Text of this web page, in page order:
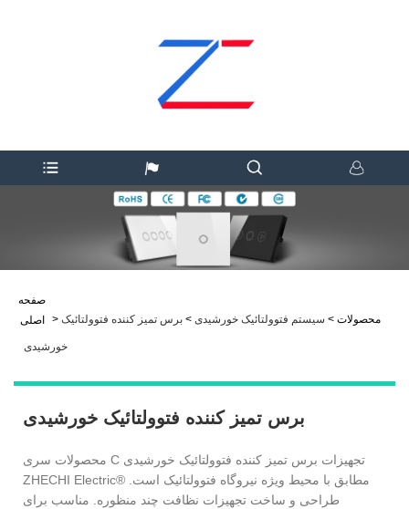
صفحه
اصلی
> محصولات > سیستم فتوولتائیک خورشیدی > برس تمیز کننده فتوولتائیک
خورشیدی
برس تمیز کننده فتوولتائیک خورشیدی
محصولات سری C تجهیزات برس تمیز کننده فتوولتائیک خورشیدی
ZHECHI Electric® مطابق با محیط ویژه نیروگاه فتوولتائیک است.
طراحی و ساخت تجهیزات نظافت چند منظوره. مناسب برای